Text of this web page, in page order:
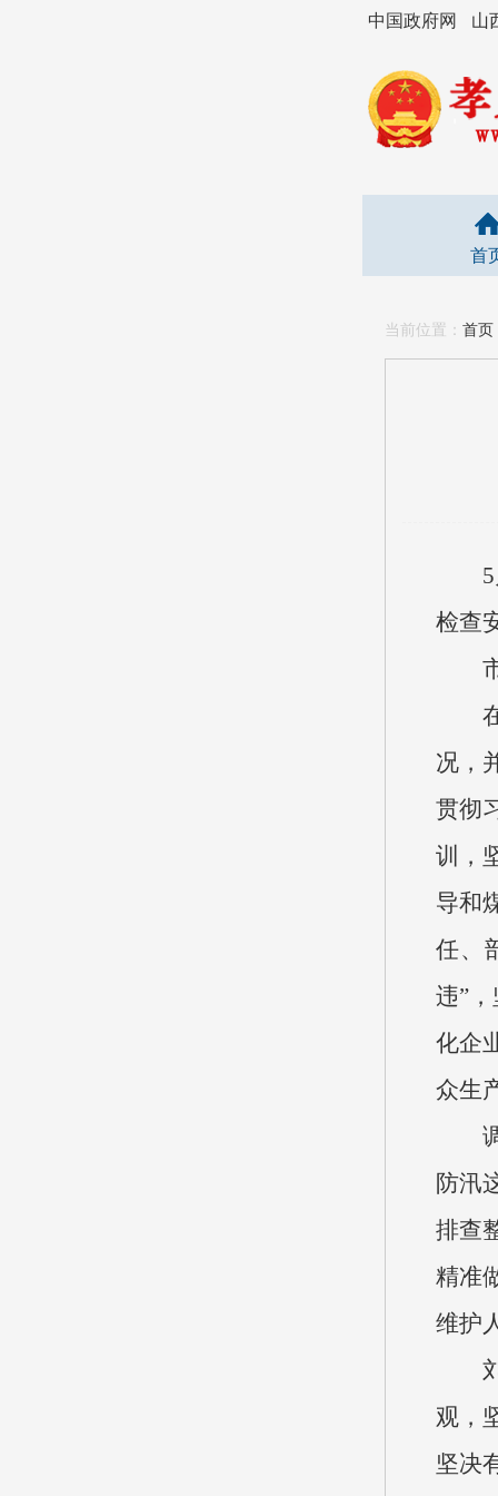
中国政府网 山
首
当前位置： 首页
检查
况，
贯彻
训，
导和
任、
违”
化企
众生
防汛
排查
精准
维护
观，
坚决